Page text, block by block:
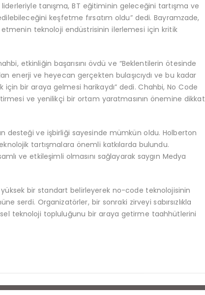
tanışma, BT eğitiminin geleceğini tartışma ve
keşfetme fırsatım oldu” dedi. Bayramzade,
etmenin teknoloji endüstrisinin ilerlemesi için kritik
etkinliğin başarısını övdü ve “Beklentilerin ötesinde
enerji ve heyecan gerçekten bulaşıcıydı ve bu kadar
bir araya gelmesi harikaydı” dedi. Chahbi, No Code
ve yenilikçi bir ortam yaratmasının önemine dikkat
desteği ve işbirliği sayesinde mümkün oldu. Holberton
tartışmalara önemli katkılarda bulundu.
ve etkileşimli olmasını sağlayarak saygın Medya
bir standart belirleyerek no-code teknolojisinin
serdi. Organizatörler, bir sonraki zirveyi sabırsızlıkla
teknoloji topluluğunu bir araya getirme taahhütlerini